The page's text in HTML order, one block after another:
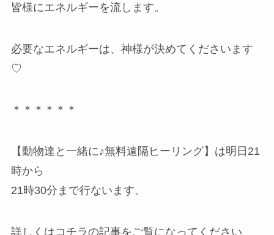
皆様にエネルギーを流します。
必要なエネルギーは、神様が決めてくださいます
♡
＊＊＊＊＊＊
【動物達と一緒に♪無料遠隔ヒーリング】は明日21
時から
21時30分まで行ないます。
詳しくはコチラの記事をご覧になってください